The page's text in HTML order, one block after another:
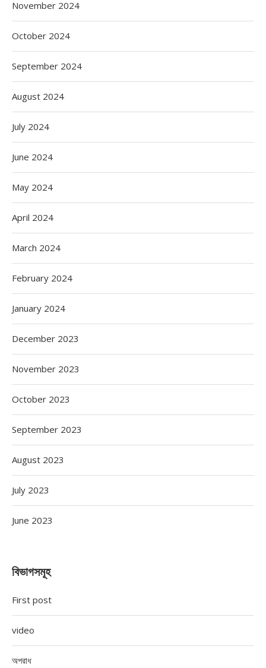
November 2024
October 2024
September 2024
August 2024
July 2024
June 2024
May 2024
April 2024
March 2024
February 2024
January 2024
December 2023
November 2023
October 2023
September 2023
August 2023
July 2023
June 2023
বিভাগসমূহ
First post
video
অপরাধ